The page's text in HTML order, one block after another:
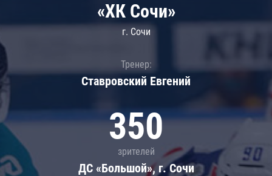
«ХК Сочи»
г. Сочи
Тренер:
Ставровский Евгений
350
зрителей
ДС «Большой», г. Сочи